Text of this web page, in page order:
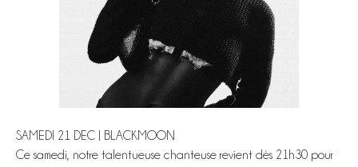
SAMEDI 21 DEC | BLACKMOON
Ce samedi, notre talentueuse chanteuse revient dès 21h30 pour